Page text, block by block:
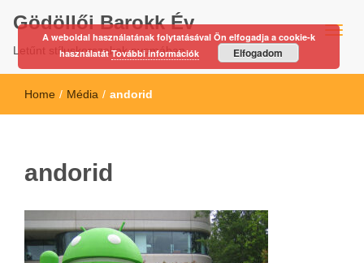
Gödöllői Barokk Év
Letűnt stíluskorszakok nyomában…
Home / Média / andorid
andorid
A weboldal használatának folytatásával Ön elfogadja a cookie-k
használatátTovábbi információk Elfogadom